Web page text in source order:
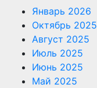
Январь 2026
Октябрь 2025
Август 2025
Июль 2025
Июнь 2025
Май 2025